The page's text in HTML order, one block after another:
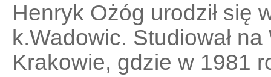
Henryk Ożóg urodził się
k.Wadowic. Studiował
Krakowie, gdzie w 1981